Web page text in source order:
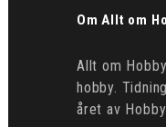
Om Allt om
Allt om
hobby.
året av